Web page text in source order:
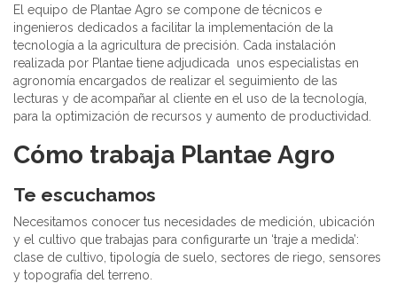
El equipo de Plantae Agro se compone de técnicos e
ingenieros dedicados a facilitar la implementación de la
tecnología a la agricultura de precisión. Cada instalación
realizada por Plantae tiene adjudicada unos especialistas en
agronomía encargados de realizar el seguimiento de las
lecturas y de acompañar al cliente en el uso de la tecnología,
para la optimización de recursos y aumento de productividad.
Cómo trabaja Plantae Agro
Te escuchamos
Necesitamos conocer tus necesidades de medición, ubicación
y el cultivo que trabajas para configurarte un ‘traje a medida’:
clase de cultivo, tipología de suelo, sectores de riego, sensores
y topografía del terreno.